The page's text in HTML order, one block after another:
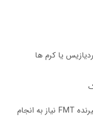
یا کرم ها
پزشک آزمایشاتی را که اهدا کننده یا گیرنده FMT نیاز به انجام